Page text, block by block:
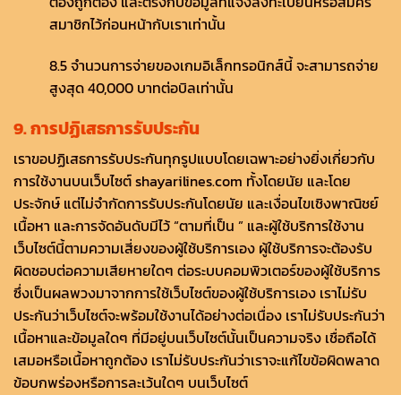
สมาชิกไว้ก่อนหน้ากับเราเท่านั้น
8.5 จำนวนการจ่ายของเกมอิเล็กทรอนิกส์นี้ จะสามารถจ่าย
สูงสุด 40,000 บาทต่อบิลเท่านั้น
9. การปฏิเสธการรับประกัน
เราขอปฏิเสธการรับประกันทุกรูปแบบโดยเฉพาะอย่างยิ่งเกี่ยวกับ
การใช้งานบนเว็บไซต์ shayarilines.com ทั้งโดยนัย และโดย
ประจักษ์ แต่ไม่จำกัดการรับประกันโดยนัย และเงื่อนไขเชิงพาณิชย์
เนื้อหา และการจัดอันดับมีไว้ “ตามที่เป็น ” และผู้ใช้บริการใช้งาน
เว็บไซต์นี้ตามความเสี่ยงของผู้ใช้บริการเอง ผู้ใช้บริการจะต้องรับ
ผิดชอบต่อความเสียหายใดๆ ต่อระบบคอมพิวเตอร์ของผู้ใช้บริการ
ซึ่งเป็นผลพวงมาจากการใช้เว็บไซต์ของผู้ใช้บริการเอง เราไม่รับ
ประกันว่าเว็บไซต์จะพร้อมใช้งานได้อย่างต่อเนื่อง เราไม่รับประกันว่า
เนื้อหาและข้อมูลใดๆ ที่มีอยู่บนเว็บไซต์นั้นเป็นความจริง เชื่อถือได้
เสมอหรือเนื้อหาถูกต้อง เราไม่รับประกันว่าเราจะแก้ไขข้อผิดพลาด
ข้อบกพร่องหรือการละเว้นใดๆ บนเว็บไซต์